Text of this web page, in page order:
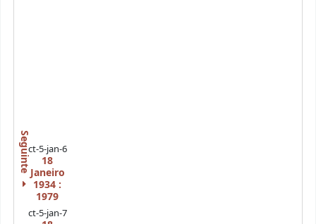
Seguintect-5-jan-6
18
Janeiro
1934 :
1979
ct-5-jan-7